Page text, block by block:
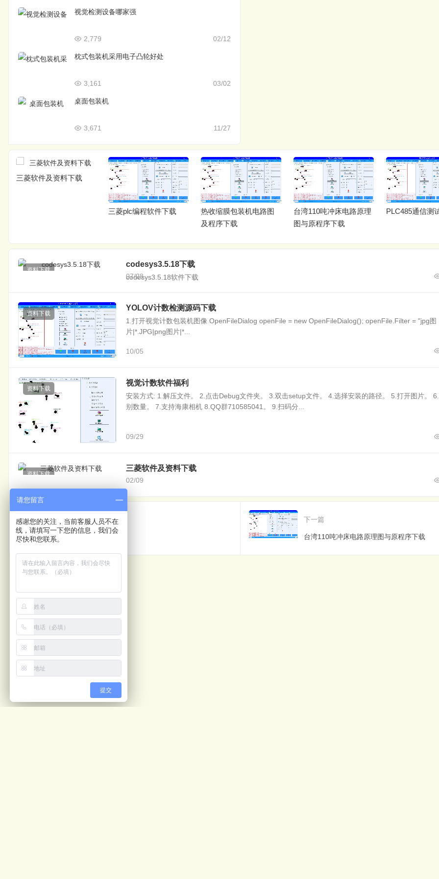
视觉检测设备哪家强
02/12
2,779
枕式包装机采用电子凸轮好处
03/02
3,161
桌面包装机
11/27
3,671
三菱软件及资料下载
三菱plc编程软件下载
热收缩膜包装机电路图
及程序下载
台湾110吨冲床电路原理
图与原程序下载
PLC485通信测
资料下载
codesys3.5.18下载
codesys3.5.18软件下载
07/28
资料下载
YOLOV计数检测源码下载
1.打开视觉计数包装机图像 OpenFileDialog openFile = new OpenFileDialog(); openFile.Filter = "jpg图
片|*.JPG|png图片|*...
10/05
资料下载
视觉计数软件福利
安装方式: 1.解压文件。 2.点击Debug文件夹。 3.双击setup文件。 4.选择安装的路径。 5.打开图片。
别数量。 7.支持海康相机 8.QQ群710585041。 9.扫码分...
09/29
资料下载
三菱软件及资料下载
02/09
上一篇 下一篇
台湾110吨冲床电路原理图与原程序下载
请您留言
感谢您的关注，当前客服人员不在
线，请填写一下您的信息，我们会
尽快和您联系。
提交